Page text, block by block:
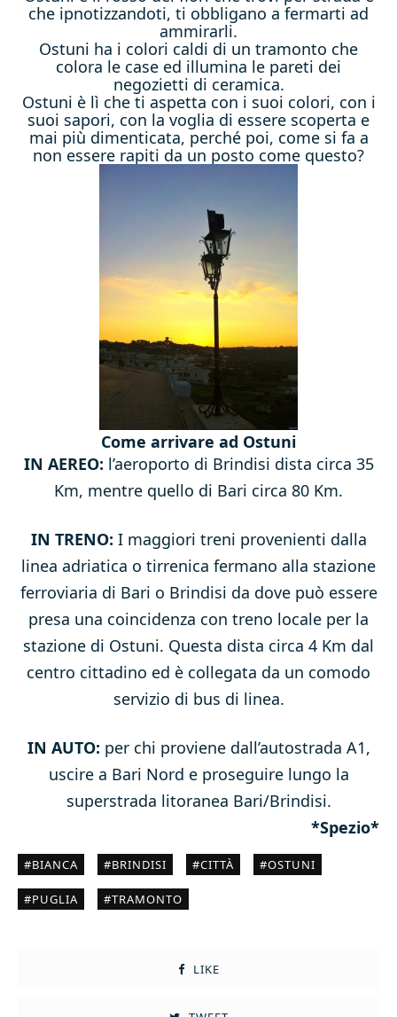
che ipnotizzandoti, ti obbligano a fermarti ad
ammirarli.
Ostuni ha i colori caldi di un tramonto che
colora le case ed illumina le pareti dei
negozietti di ceramica.
Ostuni è lì che ti aspetta con i suoi colori, con i
suoi sapori, con la voglia di essere scoperta e
mai più dimenticata, perché poi, come si fa a
non essere rapiti da un posto come questo?
Come arrivare ad Ostuni
IN AEREO: l’aeroporto di Brindisi dista circa 35
Km, mentre quello di Bari circa 80 Km.
IN TRENO: I maggiori treni provenienti dalla
linea adriatica o tirrenica fermano alla stazione
ferroviaria di Bari o Brindisi da dove può essere
presa una coincidenza con treno locale per la
stazione di Ostuni. Questa dista circa 4 Km dal
centro cittadino ed è collegata da un comodo
servizio di bus di linea.
IN AUTO: per chi proviene dall’autostrada A1,
uscire a Bari Nord e proseguire lungo la
superstrada litoranea Bari/Brindisi.
*Spezio*
BIANCA BRINDISI CITTÀ OSTUNI
PUGLIA TRAMONTO
LIKE